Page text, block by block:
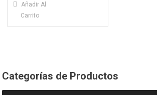
Añadir Al
Carrito
Categorías de Productos